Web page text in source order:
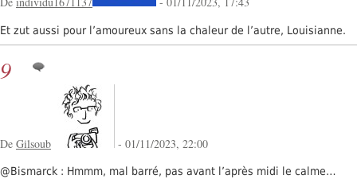
Et zut aussi pour l’amoureux sans la chaleur de l’autre, Louisianne.
9
De Gilsoub - 01/11/2023, 22:00
@Bismarck : Hmmm, mal barré, pas avant l’après midi le calme…